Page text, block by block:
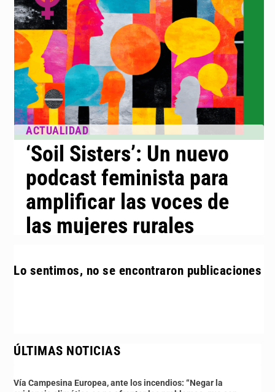
‘Soil Sisters’: Un nuevo
podcast feminista para
amplificar las voces de
las mujeres rurales
Lo sentimos, no se encontraron publicaciones
ÚLTIMAS NOTICIAS
Vía Campesina Europea, ante los incendios: “Negar la